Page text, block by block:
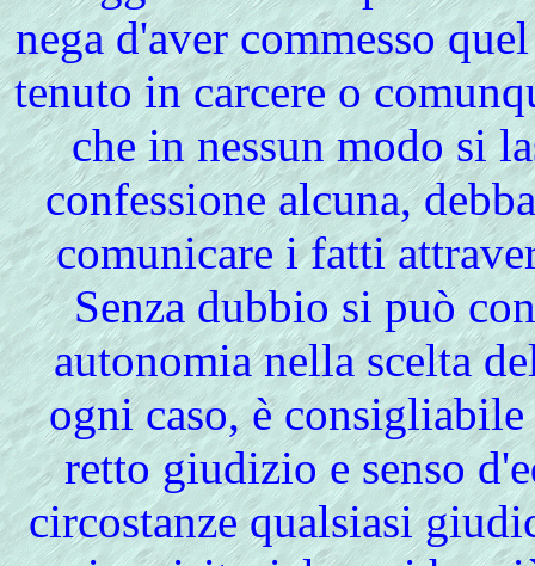
nega d'aver commesso
tenuto in carcere o
che in nessun modo si
confessione alcuna,
comunicare i fatti
Senza dubbio si può
autonomia nella scelta
ogni caso, è
retto giudizio e senso
circostanze qualsiasi